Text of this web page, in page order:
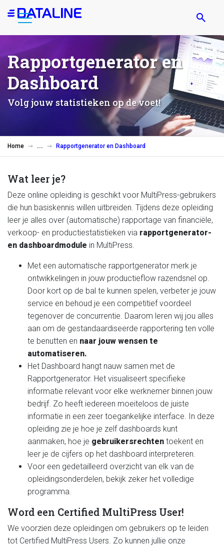
Overslaan
en
inhoud
gaan
Rapportgenerator en
Dashboard
Volg jouw statistieken op de voet!
Home Rapportgenerator en Dashboard
Wat leer je?
Deze online opleiding is geschikt voor MultiPress-gebruikers
die hun basiskennis willen uitbreiden. Tijdens deze opleiding
leer je alles over (automatische) rapportage van financiële,
verkoop- en productiestatistieken via rapportgenerator-
en dashboardmodule in MultiPress.
Met een automatische rapportgenerator merk je
ontwikkelingen in jouw productieflow razendsnel op.
Door kort op de bal te kunnen spelen, verbeter je jouw
service en behoud je een competitief voordeel
tegenover de concurrentie. Daarom leren wij jou alles
aan om de gestandaardiseerde rapportering ten volle
te benutten en naar jouw wensen te
automatiseren.
Het Dashboard hangt nauw samen met de
Rapportgenerator. Het visualiseert specifieke
informatie relevant voor elke werknemer binnen jouw
bedrijf. Zo heeft iedereen moeiteloos de juiste
informatie in een zeer toegankelijke interface. In deze
opleiding zie je hoe je zelf dashboards kunt
aanmaken, hoe je gebruikersrechten toekent en
leer je de cijfers op het dashboard interpreteren.
Voor een gedetailleerd overzicht van elk van de
opleidingsonderdelen, bekijk zeker het volledige
programma.
Word een Certified MultiPress User!
We voorzien deze opleidingen om gebruikers op te leiden
tot Certified MultiPress Users. Zo kunnen jullie onze